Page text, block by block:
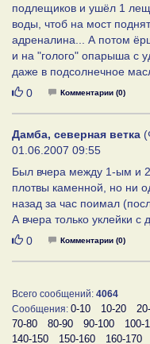
подлещиков и ушёл 1 лещ
воды, чтоб на мост
адреналина... А потом
и на "голого" опарыша с
даже в подсолнечное
Нравится
0 Комментарии (0)
Дамба, северная ветка
01.06.2007 09:55
Был вчера между 1-ым и
плотвы каменной, но ни
назад за час поимал
А вчера только уклейки с
Нравится
0 Комментарии (0)
Всего сообщений: 4064
Сообщения: 0-10 10-20
70-80
80-90 90-100 100-
140-150
150-160 160-170